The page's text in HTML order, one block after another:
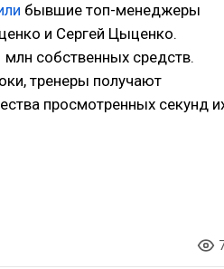
бывшие топ-менеджеры
и Сергей Цыценко.
млн собственных средств.
тренеры получают
просмотренных секунд